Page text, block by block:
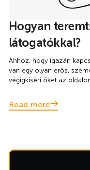
Hogyan
látogatókkal?
Ahhoz, hogy igazán
van egy olyan erős,
végigkíséri őket az
Read more